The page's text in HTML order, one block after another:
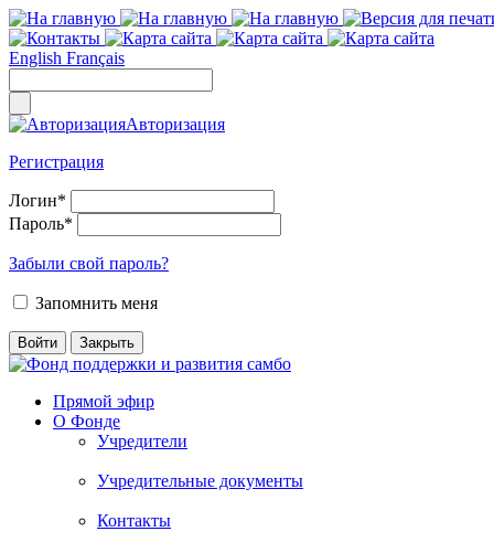
English Français
Авторизация
Регистрация
Логин*
Пароль*
Забыли свой пароль?
Запомнить меня
Прямой эфир
О Фонде
Учредители
Учредительные документы
Контакты